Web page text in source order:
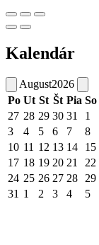
Kalendár
August2026
Po Ut St Št Pia So
27 28 29 30 31 1
3
4 5 6 7 8
10 11 12 13 14 15
17 18 19 20 21 22
24 25 26 27 28 29
31 1 2 3 4 5